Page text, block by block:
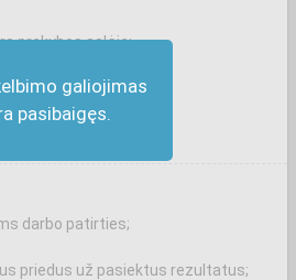
galiojimas
pasibaigęs.
prekybos salėje;
kontrolę;
darbo patirties;
priedus už pasiektus rezultatus;